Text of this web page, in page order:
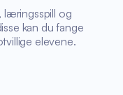
læringsspill og
kan du fange
elevene.